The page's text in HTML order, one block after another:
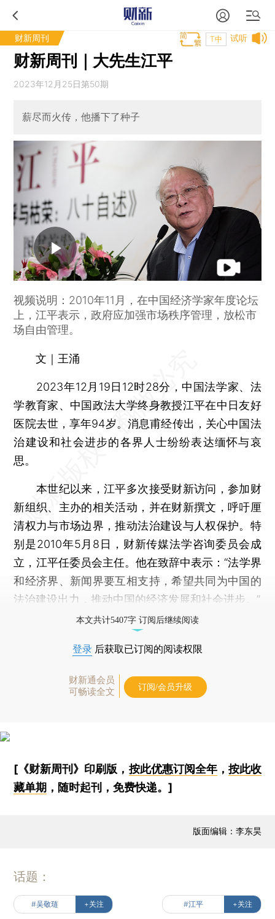
财新周刊 试听
T中
财新周刊｜大先生江平
2023年12月25日第50期
薪尽而火传，他播下了种子
视频说明：2010年11月，在中国经济学家年度论坛
上，江平表示，政府应加强市场秩序管理，放松市
场自由管理。
文｜王涌
2023年12月19日12时28分，中国法学家、法
学教育家、中国政法大学终身教授江平在中日友好
医院去世，享年94岁。消息甫经传出，关心中国法
治建设和社会进步的各界人士纷纷表达缅怀与哀
思。
本世纪以来，江平多次接受财新访问，参加财
新组织、主办的相关活动，并在财新撰文，呼吁厘
清权力与市场边界，推动法治建设与人权保护。特
别是2010年5月8日，财新传媒法学咨询委员会成
立，江平任委员会主任。他在致辞中表示：“法学界
和经济界、新闻界要互相支持，希望共同为中国的
法治建设出力，推动中国的经济发展和社会进步。”
本文共计5407字 订阅后继续阅读
登录 后获取已订阅的阅读权限
财新通会员
可畅读全文
订阅/会员升级
[《财新周刊》印刷版， 按此优惠订阅全年， 按此收
藏单期 ，随时起刊，免费快递。]
版面编辑：李东昊
话题：
#吴敬琏 +关注 #江平 +关注